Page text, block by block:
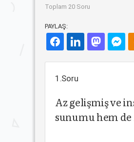
Toplam 20 Soru
PAYLAŞ:
1.Soru
Az gelişmiş ve
sunumu hem de